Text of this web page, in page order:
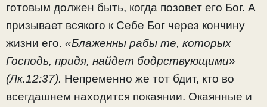
готовым должен быть, когда позовет его Бог. А
призывает всякого к Себе Бог через кончину
жизни его. «Блаженны рабы те, которых
Господь, придя, найдет бодрствующими»
(Лк.12:37). Непременно же тот бдит, кто во
всегдашнем находится покаянии. Окаянные и